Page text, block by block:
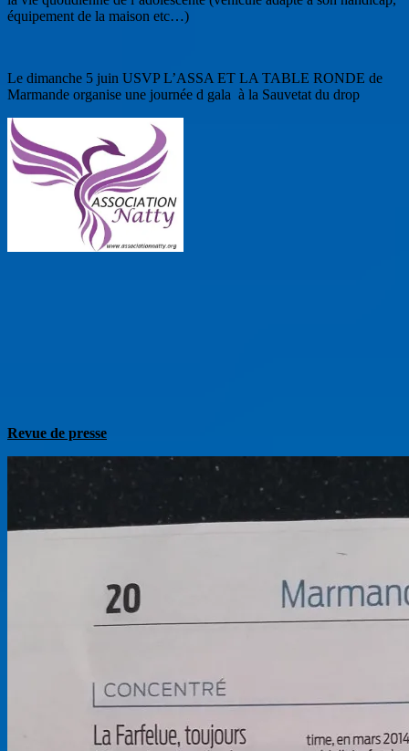
équipement de la maison etc…)
Le dimanche 5 juin USVP L’ASSA ET LA TABLE RONDE de
Marmande organise une journée d gala à la Sauvetat du drop
Revue de presse